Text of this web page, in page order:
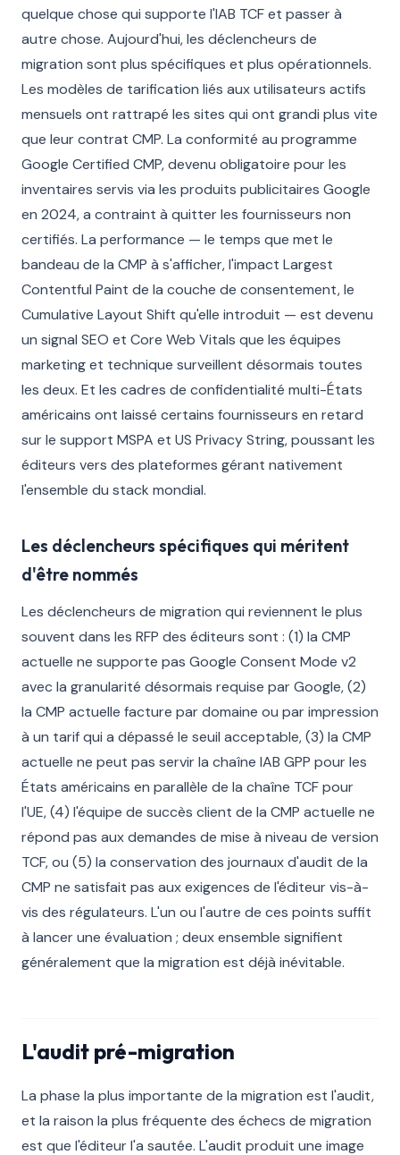
quelque chose qui supporte l'IAB TCF et passer à
autre chose. Aujourd'hui, les déclencheurs de
migration sont plus spécifiques et plus opérationnels.
Les modèles de tarification liés aux utilisateurs actifs
mensuels ont rattrapé les sites qui ont grandi plus vite
que leur contrat CMP. La conformité au programme
Google Certified CMP, devenu obligatoire pour les
inventaires servis via les produits publicitaires Google
en 2024, a contraint à quitter les fournisseurs non
certifiés. La performance — le temps que met le
bandeau de la CMP à s'afficher, l'impact Largest
Contentful Paint de la couche de consentement, le
Cumulative Layout Shift qu'elle introduit — est devenu
un signal SEO et Core Web Vitals que les équipes
marketing et technique surveillent désormais toutes
les deux. Et les cadres de confidentialité multi-États
américains ont laissé certains fournisseurs en retard
sur le support MSPA et US Privacy String, poussant les
éditeurs vers des plateformes gérant nativement
l'ensemble du stack mondial.
Les déclencheurs spécifiques qui méritent
d'être nommés
Les déclencheurs de migration qui reviennent le plus
souvent dans les RFP des éditeurs sont : (1) la CMP
actuelle ne supporte pas Google Consent Mode v2
avec la granularité désormais requise par Google, (2)
la CMP actuelle facture par domaine ou par impression
à un tarif qui a dépassé le seuil acceptable, (3) la CMP
actuelle ne peut pas servir la chaîne IAB GPP pour les
États américains en parallèle de la chaîne TCF pour
l'UE, (4) l'équipe de succès client de la CMP actuelle ne
répond pas aux demandes de mise à niveau de version
TCF, ou (5) la conservation des journaux d'audit de la
CMP ne satisfait pas aux exigences de l'éditeur vis-à-
vis des régulateurs. L'un ou l'autre de ces points suffit
à lancer une évaluation ; deux ensemble signifient
généralement que la migration est déjà inévitable.
L'audit pré-migration
La phase la plus importante de la migration est l'audit,
et la raison la plus fréquente des échecs de migration
est que l'éditeur l'a sautée. L'audit produit une image